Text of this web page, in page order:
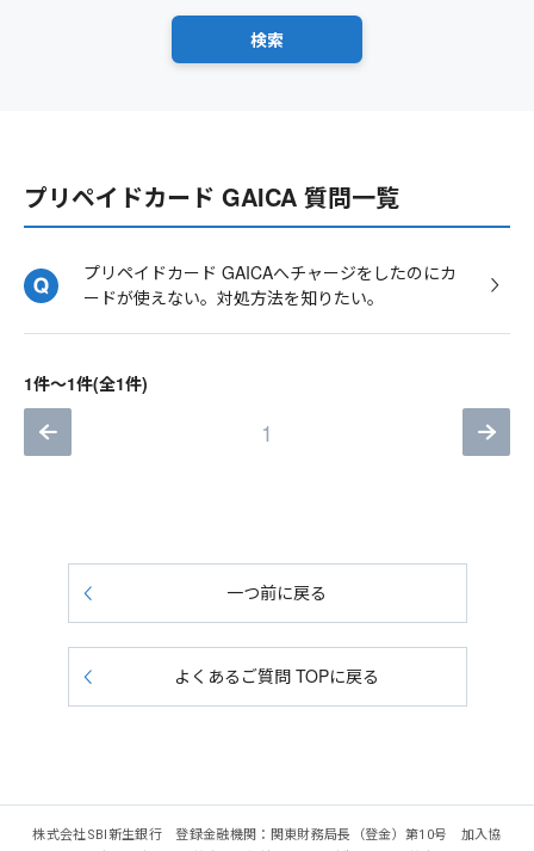
プリペイドカード GAICA 質問一覧
プリペイドカード GAICAへチャージをしたのにカ
ードが使えない。対処方法を知りたい。
1件～1件(全1件)
1
一つ前に戻る
よくあるご質問 TOPに戻る
株式会社SBI新生銀行 登録金融機関：関東財務局長（登金）第10号 加入協